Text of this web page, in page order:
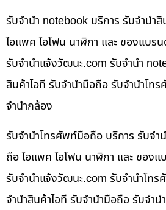
รับจำนำ notebook บริการ รับจำนำ
ไอแพค ไอโฟน นาฬิกา และ ของแบร
รับจํานําแจ้งวัฒนะ.com รับจำนำ
สินค้าไอที รับจำนำมือถือ รับจำนำโท
จำนำกล้อง
รับจำนำโทรศัพท์มือถือ บริการ รับจำ
ถือ ไอแพค ไอโฟน นาฬิกา และ ของแ
รับจํานําแจ้งวัฒนะ.com รับจำนำโท
จำนำสินค้าไอที รับจำนำมือถือ รับจำน